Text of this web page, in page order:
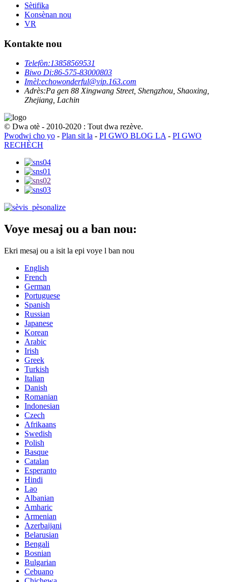
Sètifika
Konsènan nou
VR
Kontakte nou
Telefòn:13858569531
Biwo Di:86-575-83000803
Imèl:echowonderful@vip.163.com
Adrès:Pa gen 88 Xingwang Street, Shengzhou, Shaoxing,
Zhejiang, Lachin
© Dwa otè - 2010-2020 : Tout dwa rezève.
Pwodwi cho yo - Plan sit la - PI GWO BLOG LA - PI GWO
RECHÈCH
Voye mesaj ou a ban nou:
Ekri mesaj ou a isit la epi voye l ban nou
English
French
German
Portuguese
Spanish
Russian
Japanese
Korean
Arabic
Irish
Greek
Turkish
Italian
Danish
Romanian
Indonesian
Czech
Afrikaans
Swedish
Polish
Basque
Catalan
Esperanto
Hindi
Lao
Albanian
Amharic
Armenian
Azerbaijani
Belarusian
Bengali
Bosnian
Bulgarian
Cebuano